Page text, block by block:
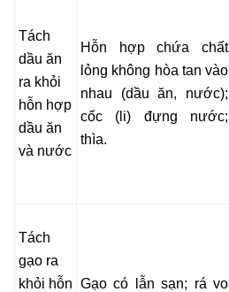
Tách
dầu ăn
ra khỏi
hỗn hợp
dầu ăn
và nước
Hỗn hợp chứa chất
lỏng không hòa tan vào
nhau (dầu ăn, nước);
cốc (li) đựng nước;
thìa.
Tách
gạo ra
khỏi hỗn Gạo có lẫn sạn; rá vo